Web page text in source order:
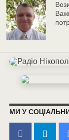
МИ У